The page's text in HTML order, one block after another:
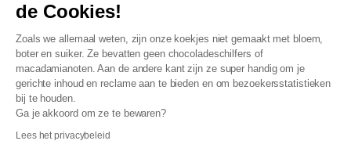
de Cookies!
Zoals we allemaal weten, zijn onze koekjes niet gemaakt met bloem,
boter en suiker. Ze bevatten geen chocoladeschilfers of
macadamianoten. Aan de andere kant zijn ze super handig om je
gerichte inhoud en reclame aan te bieden en om bezoekersstatistieken
bij te houden.
Ga je akkoord om ze te bewaren?
Lees het privacybeleid
Algemene verkoopsvoorwaarden
AV loyaliteitsprogramma
Beleid persoonsgegevens
Verklaring inzake toegankelijkheid